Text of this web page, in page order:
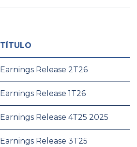
TÍTULO
Earnings Release 2T26
Earnings Release 1T26
Earnings Release 4T25 2025
Earnings Release 3T25